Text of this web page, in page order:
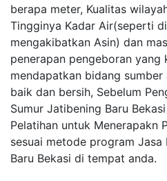
berapa meter, Kualitas
Tingginya Kadar Air(seperti
mengakibatkan Asin) dan
penerapan pengeboran yang
mendapatkan bidang
baik dan bersih, Sebelum
Sumur Jatibening Baru
Pelatihan untuk Menerapakn
sesuai metode program Jasa
Baru Bekasi di tempat anda.